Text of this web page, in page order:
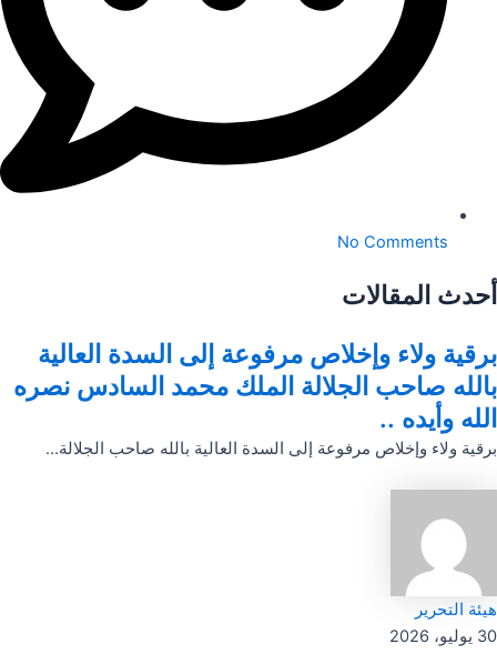
No Comments
أحدث المقالات
برقية ولاء وإخلاص مرفوعة إلى السدة العالية
بالله صاحب الجلالة الملك محمد السادس نصره
الله وأيده ..
برقية ولاء وإخلاص مرفوعة إلى السدة العالية بالله صاحب الجلالة...
هيئة التحرير
30 يوليو، 2026